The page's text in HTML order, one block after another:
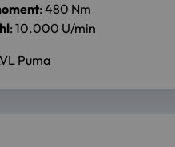
: 480 Nm
: 10.000 U/min
Puma